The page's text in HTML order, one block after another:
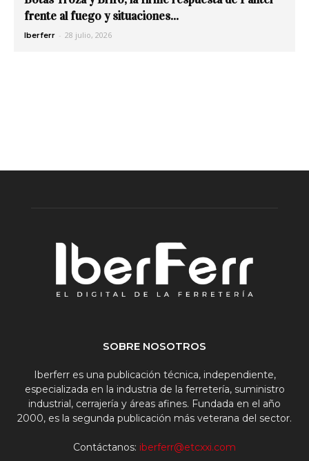
frente al fuego y situaciones...
Iberferr - 28 julio, 2026
SOBRE NOSOTROS
Iberferr es una publicación técnica, independiente,
especializada en la industria de la ferretería, suministro
industrial, cerrajería y áreas afines. Fundada en el año
2000, es la segunda publicación más veterana del sector.
Contáctanos: iberferr@etcxxi.com